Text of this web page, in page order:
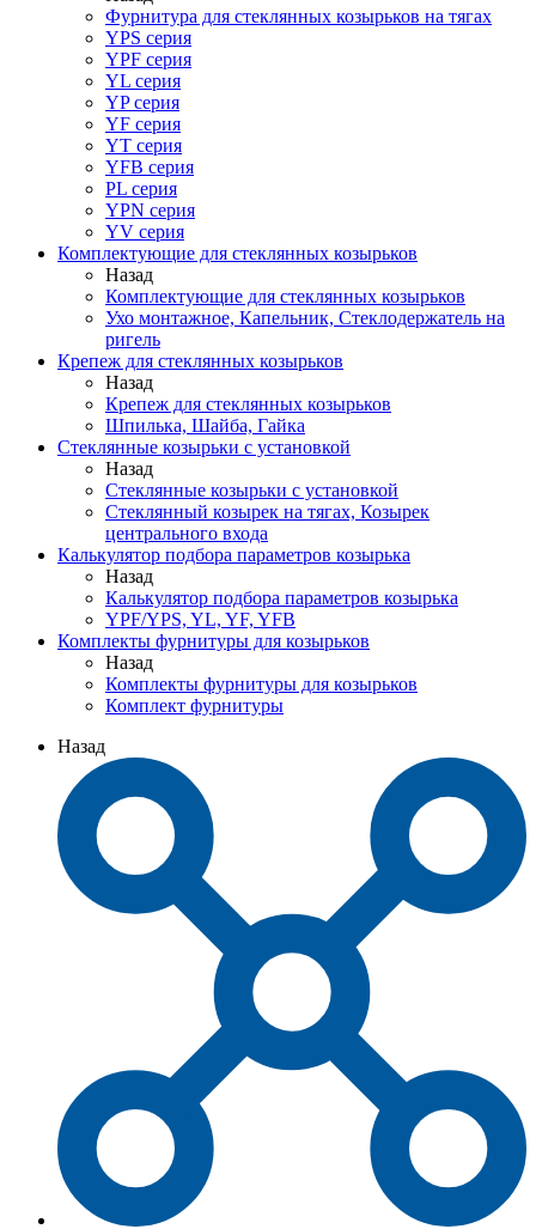
Фурнитура для стеклянных козырьков на тягах
YPS серия
YPF серия
YL серия
YP серия
YF серия
YT серия
YFB серия
PL серия
YPN серия
YV серия
Комплектующие для стеклянных козырьков
Назад
Комплектующие для стеклянных козырьков
Ухо монтажное, Капельник, Стеклодержатель на
ригель
Крепеж для стеклянных козырьков
Назад
Крепеж для стеклянных козырьков
Шпилька, Шайба, Гайка
Стеклянные козырьки с установкой
Назад
Стеклянные козырьки с установкой
Стеклянный козырек на тягах, Козырек
центрального входа
Калькулятор подбора параметров козырька
Назад
Калькулятор подбора параметров козырька
YPF/YPS, YL, YF, YFB
Комплекты фурнитуры для козырьков
Назад
Комплекты фурнитуры для козырьков
Комплект фурнитуры
Назад